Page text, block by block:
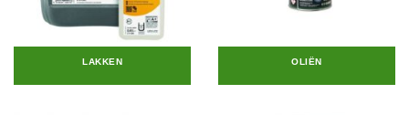
LAKKEN OLIËN